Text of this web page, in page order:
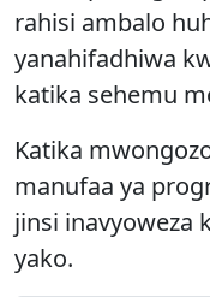
rahisi ambalo
yanahifadhiwa
katika sehemu
Katika
manufaa ya
jinsi inavyoweza
yako.